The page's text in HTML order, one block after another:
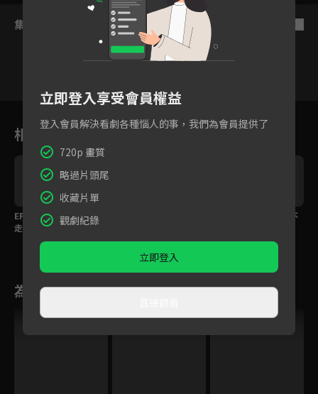
集數列表
相關花絮
EP06預告：招牌被誰拿
走，來檳榔攤就知道？
預告：珍賀齋的招牌不
為您推薦
立即登入享受會員權益
登入會員解決看劇各種惱人的事，我們為會員提供了
720p 畫質
略過片頭尾
收藏片單
觀劇紀錄
立即登入